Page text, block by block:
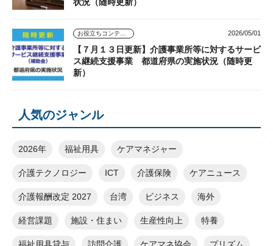
2026/05/01
【７月１３日更新】介護事業所等に対するサービ
ス継続支援事業 都道府県の実施状況（随時更
新）
人気のジャンル
2026年 福祉用具 ケアマネジャー
介護テクノロジー ICT 介護保険 ケアニュース
介護報酬改定 2027 台湾 ビジネス 海外
経営課題 施設・住まい 生産性向上 特養
福祉用具貸与 訪問介護 ケアマネ協会 プリズム